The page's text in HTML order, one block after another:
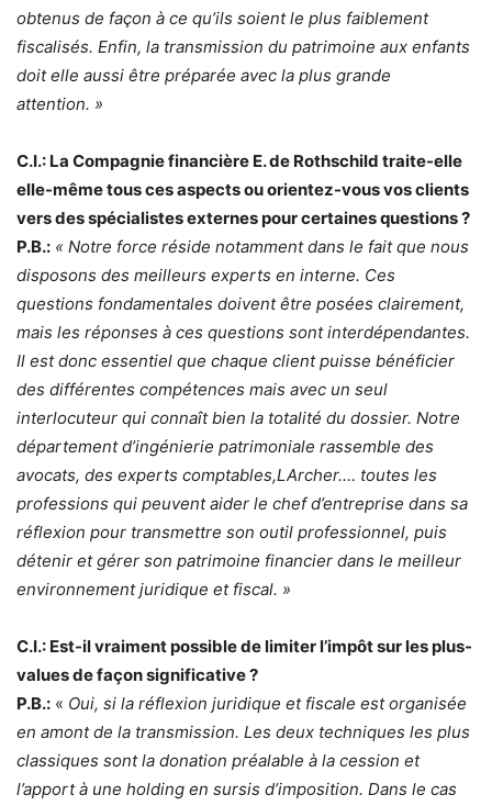
obtenus de façon à ce qu’ils soient le plus faiblement
fiscalisés. Enfin, la transmission du patrimoine aux enfants
doit elle aussi être préparée avec la plus grande
attention. »
C.I.: La Compagnie financière E. de Rothschild traite-elle
elle-même tous ces aspects ou orientez-vous vos clients
vers des spécialistes externes pour certaines questions ?
P.B.: « Notre force réside notamment dans le fait que nous
disposons des meilleurs experts en interne. Ces
questions fondamentales doivent être posées clairement,
mais les réponses à ces questions sont interdépendantes.
Il est donc essentiel que chaque client puisse bénéficier
des différentes compétences mais avec un seul
interlocuteur qui connaît bien la totalité du dossier. Notre
département d’ingénierie patrimoniale rassemble des
avocats, des experts comptables,LArcher.… toutes les
professions qui peuvent aider le chef d’entreprise dans sa
réflexion pour transmettre son outil professionnel, puis
détenir et gérer son patrimoine financier dans le meilleur
environnement juridique et fiscal. »
C.I.: Est-il vraiment possible de limiter l’impôt sur les plus-
values de façon significative ?
P.B.: « Oui, si la réflexion juridique et fiscale est organisée
en amont de la transmission. Les deux techniques les plus
classiques sont la donation préalable à la cession et
l’apport à une holding en sursis d’imposition. Dans le cas